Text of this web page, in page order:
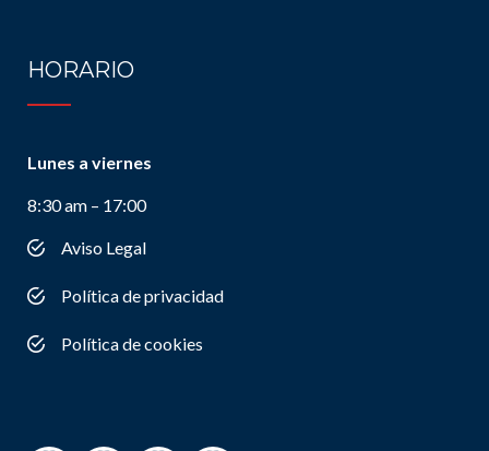
HORARIO
Lunes a viernes
8:30 am – 17:00
Aviso Legal
Política de privacidad
Política de cookies